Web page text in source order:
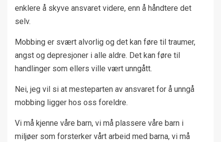
enklere å skyve ansvaret videre, enn å håndtere det
selv.
Mobbing er svært alvorlig og det kan føre til traumer,
angst og depresjoner i alle aldre. Det kan føre til
handlinger som ellers ville vært unngått.
Nei, jeg vil si at mesteparten av ansvaret for å unngå
mobbing ligger hos oss foreldre.
Vi må kjenne våre barn, vi må plassere våre barn i
miljøer som forsterker vårt arbeid med barna, vi må